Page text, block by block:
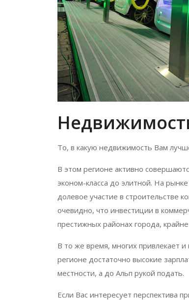
То, в какую недвижимость Вам
В этом регионе активно
эконом-класса до элитной. На
долевое участие в строительстве
очевидно, что инвестиции в
престижных районах города,
В то же время, многих привлекает
регионе достаточно высокие
местности, а до Альп рукой подать.
Если Вас интересует перспектива